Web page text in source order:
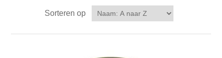
Inkleuren
Distress
Ranger
Art Journal 2024
Sorteren op